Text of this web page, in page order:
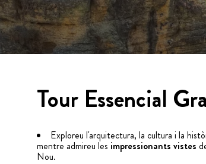
Tour Essencial
Exploreu l'arquitectura, la cultura i la
mentre admireu les impressionants vistes
Nou.